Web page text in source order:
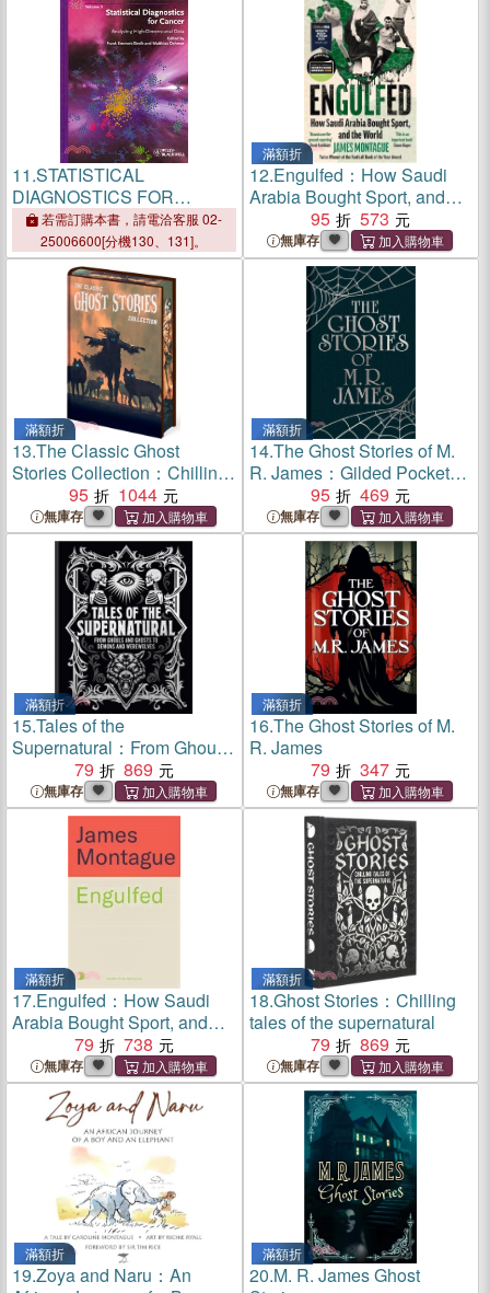
11.STATISTICAL
DIAGNOSTICS FOR
CANCER - ANALYSING
HIGH-DIMENSIONAL DATA
若需訂購本書，請電洽客服 02-
25006600[分機130、131]。
滿額折
12.Engulfed：How Saudi
Arabia Bought Sport, and
the World: SHORTLISTED
FOR THE WILLIAM HILL
SPORTS BOOK OF THE
YEAR AWARD 2025
95 573
無庫存
滿額折
13.The Classic Ghost
Stories Collection：Chilling
Tales from Guy de
Maupassant, M. R. James,
Edith Wharton, E. F. Benson,
Sheridan Le Fanu, Henry
95 1044
無庫存
滿額折
14.The Ghost Stories of M.
R. James：Gilded Pocket
95 469
無庫存
滿額折
15.Tales of the
Supernatural：From Ghouls
and Ghosts to Demons and
Werewolves
79 869
無庫存
滿額折
16.The Ghost Stories of M.
R. James
79
347
無庫存
滿額折
17.Engulfed：How Saudi
Arabia Bought Sport, and
the World
79 738
無庫存
滿額折
18.Ghost Stories：Chilling
tales of the supernatural
79
869
無庫存
滿額折
19.Zoya and Naru：An
滿額折
20.M. R. James Ghost